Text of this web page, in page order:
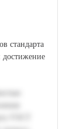
стандарта
достижение